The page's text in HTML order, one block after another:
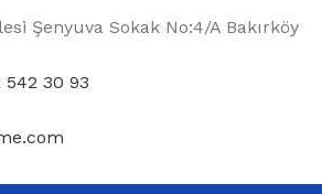
Şenyuva Sokak No:4/A Bakırköy
542 30 93